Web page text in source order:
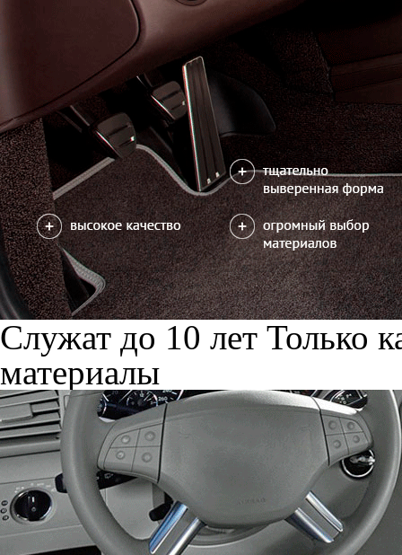
Служат до 10 лет Только
материалы